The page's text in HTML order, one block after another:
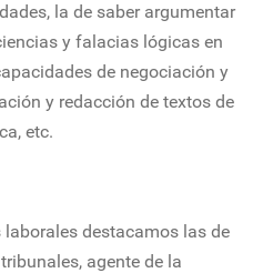
la de saber argumentar
y falacias lógicas en
de negociación y
y redacción de textos de
etc.
destacamos las de
agente de la